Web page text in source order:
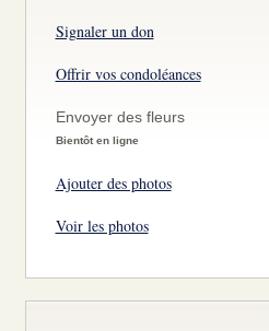
Signaler un don
Offrir vos condoléances
Envoyer des fleurs
Bientôt en ligne
Ajouter des photos
Voir les photos